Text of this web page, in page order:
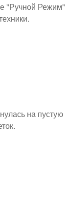
"Ручной Режим"
на пустую